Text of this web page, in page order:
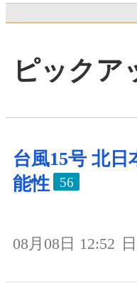
ピックア
台風15号 北
能性
56
08月08日 12:52